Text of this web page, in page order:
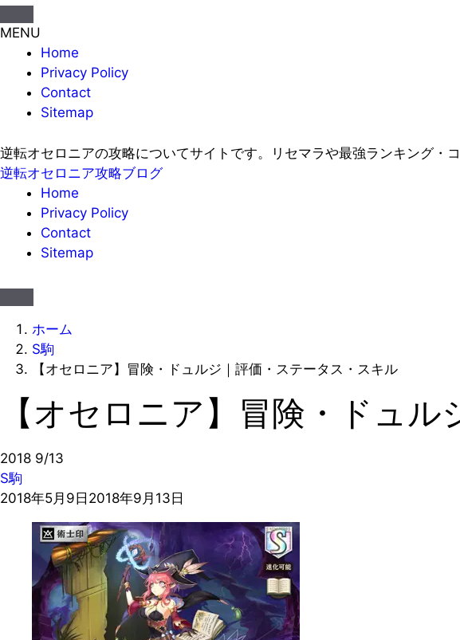
MENU
Home
Privacy Policy
Contact
Sitemap
逆転オセロニアの攻略についてサイトです。リセマラや最強ランキング・
逆転オセロニア攻略ブログ
Home
Privacy Policy
Contact
Sitemap
ホーム
S駒
【オセロニア】冒険・ドュルジ｜評価・ステータス・スキル
【オセロニア】冒険・ドュ
2018 9/13
S駒
2018年5月9日 2018年9月13日